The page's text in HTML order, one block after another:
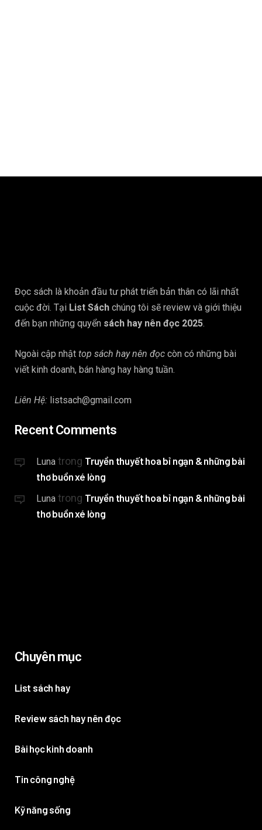
Đọc sách là khoản đầu tư phát triển bản thân có lãi nhất
cuộc đời. Tại List Sách chúng tôi sẽ review và giới thiệu
đến bạn những quyển sách hay nên đọc 2025.
Ngoài cập nhật top sách hay nên đọc còn có những bài
viết kinh doanh, bán hàng hay hàng tuần.
Liên Hệ: listsach@gmail.com
Recent Comments
Luna trong Truyền thuyết hoa bỉ ngạn & những bài
thơ buồn xé lòng
Luna trong Truyền thuyết hoa bỉ ngạn & những bài
thơ buồn xé lòng
Chuyên mục
List sách hay
Review sách hay nên đọc
Bài học kinh doanh
Tin công nghệ
Kỹ năng sống